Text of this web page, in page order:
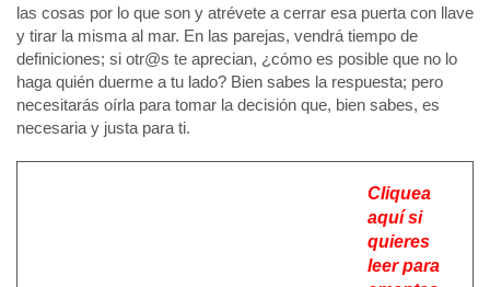
las cosas por lo que son y atrévete a cerrar esa puerta con llave
y tirar la misma al mar. En las parejas, vendrá tiempo de
definiciones; si otr@s te aprecian, ¿cómo es posible que no lo
haga quién duerme a tu lado? Bien sabes la respuesta; pero
necesitarás oírla para tomar la decisión que, bien sabes, es
necesaria y justa para ti.
Cliquea
aquí si
quieres
leer para